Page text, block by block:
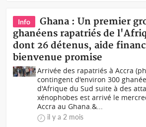
Info
Ghana : Un premier
ghanéens rapatriés de
dont 26 détenus, aide
bienvenue promise
Arrivée des rapatriés à Accra
contingent d'environ 300
d'Afrique du Sud suite à des
xénophobes est arrivé le
Accra au Ghana.&...
il y a 2 mois